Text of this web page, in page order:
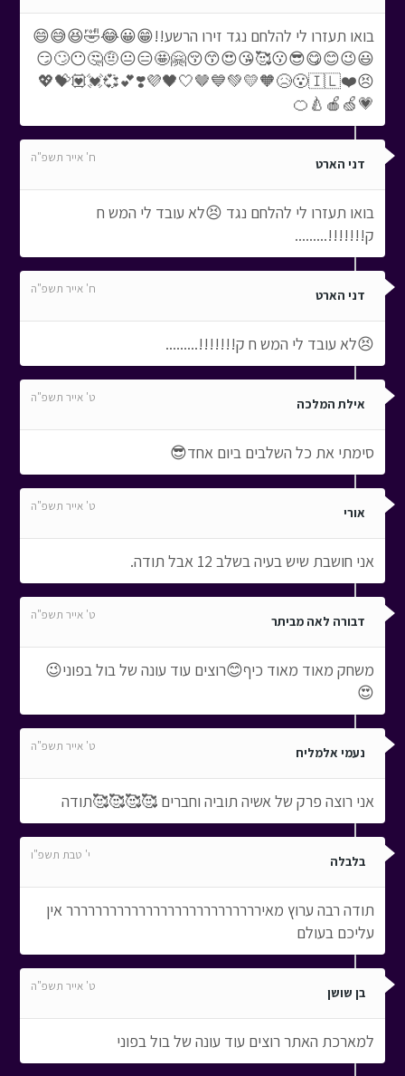
בואו תעזרו לי להלחם נגד זירו הרשע!!😁😀😂🤣😆😅😄
😃😉😊😋😎😗🥰😘😍😙😚🤗🤩😑😐🤨🤔😶🙄😏
😣❤️🇮🇱😮😥🧡💛💚💙🤎🤍🖤💜❣️💕💞💓💟💝💖
💗🍏🍎🍐🍊
דני הארט ח' אייר תשפ"ה
בואו תעזרו לי להלחם נגד 😣לא עובד לי המש ח
ק!!!!!!!.........
דני הארט ח' אייר תשפ"ה
😣לא עובד לי המש ח ק!!!!!!!.........
אילת המלכה ט' אייר תשפ"ה
סימתי את כל השלבים ביום אחד😎
אורי ט' אייר תשפ"ה
אני חושבת שיש בעיה בשלב 12 אבל תודה.
דבורה לאה מביתר ט' אייר תשפ"ה
משחק מאוד מאוד כיף😊רוצים עוד עונה של בול בפוני😉
😍
נעמי אלמליח ט' אייר תשפ"ה
אני רוצה פרק של אשיה תוביה וחברים 🥰🥰🥰🥰תודה
בלבלה י' טבת תשפ"ו
תודה רבה ערוץ מאיררררררררררררררררררררררררררר אין
עליכם בעולם
בן שושן ט' אייר תשפ"ה
למארכת האתר רוצים עוד עונה של בול בפוני